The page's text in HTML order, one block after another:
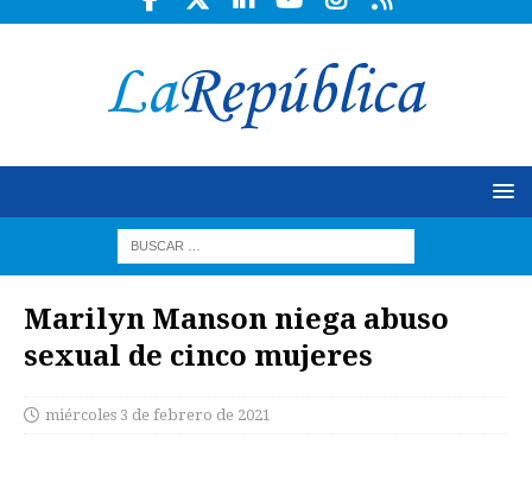
Marilyn Manson niega abuso
sexual de cinco mujeres
miércoles 3 de febrero de 2021